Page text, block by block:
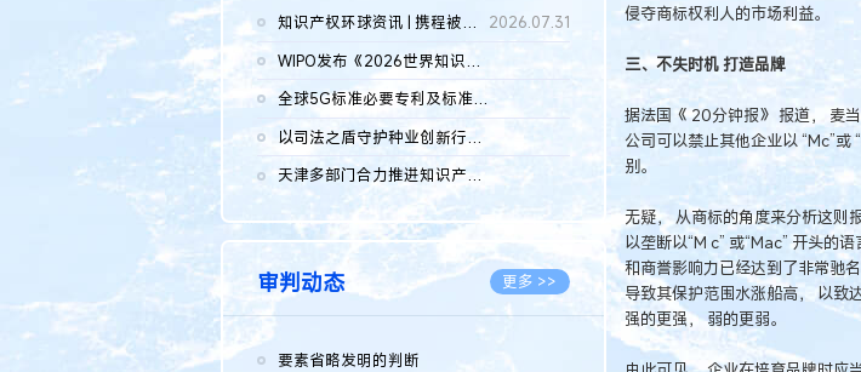
知识产权环球资讯 | 携程被市监总局罚51.79亿；瑞幸泰国商标案上...
2026.07.31
WIPO发布《2026世界知识产权报告》 含报告全文
全球5G标准必要专利及标准提案研究报告（2026年）全文发布
以司法之盾守护种业创新行稳致远
2026.08.05
天津多部门合力推进知识产权保护工作
2026.08.05
审判动态 更多 >>
要素省略发明的判断
侵夺商标权利人的市场利益。
三、不失时机 打造品牌
据法国《 20分钟报》 报道， 麦
公司可以禁止其他企业以 “Mc”
别。
无疑， 从商标的角度来分析这则
以垄断以“M c” 或“Mac” 开头的
和商誉影响力已经达到了非常驰
导致其保护范围水涨船高， 以致
强的更强， 弱的更弱。